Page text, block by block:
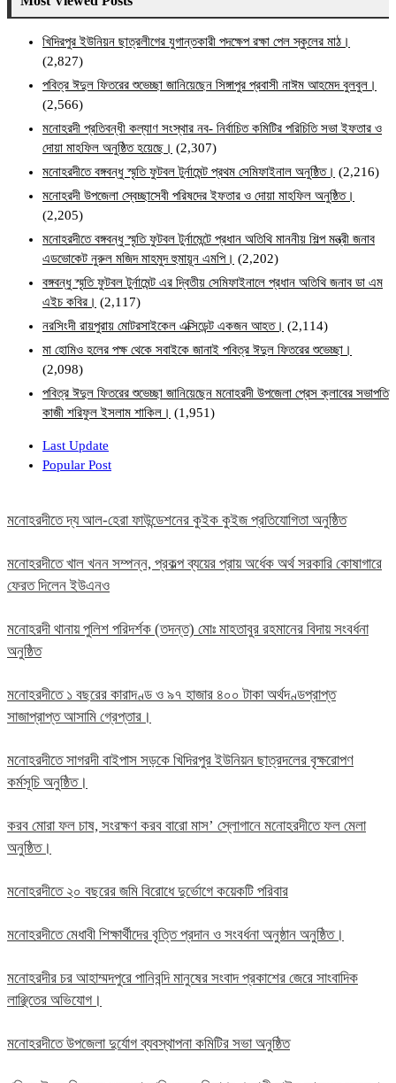
খিদিরপুর ইউনিয়ন ছাত্রলীগের যুগান্তকারী পদক্ষেপ রক্ষা পেল স্কুলের মাঠ।
(2,827)
পবিত্র ঈদুল ফিতরের শুভেচ্ছা জানিয়েছেন সিঙ্গাপুর প্রবাসী নাঈম আহমেদ বুলবুল।
(2,566)
মনোহরদী প্রতিবন্ধী কল্যাণ সংস্থার নব- নির্বাচিত কমিটির পরিচিতি সভা ইফতার ও
দোয়া মাহফিল অনুষ্ঠিত হয়েছে। (2,307)
মনোহরদীতে বঙ্গবন্ধু স্মৃতি ফুটবল টুর্নামেন্ট প্রথম সেমিফাইনাল অনুষ্ঠিত। (2,216)
মনোহরদী উপজেলা স্বেচ্ছাসেবী পরিষদের ইফতার ও দোয়া মাহফিল অনুষ্ঠিত।
(2,205)
মনোহরদীতে বঙ্গবন্ধু স্মৃতি ফুটবল টুর্নামেন্টে প্রধান অতিথি মাননীয় শিল্প মন্ত্রী জনাব
এডভোকেট নুরুল মজিদ মাহমুদ হুমায়ূন এমপি। (2,202)
বঙ্গবন্ধু স্মৃতি ফুটবল টুর্নামেন্ট এর দ্বিতীয় সেমিফাইনালে প্রধান অতিথি জনাব ডা এম
এইচ কবির। (2,117)
নরসিংদী রায়পুরায় মোটরসাইকেল এক্সিডেন্ট একজন আহত। (2,114)
মা হোমিও হলের পক্ষ থেকে সবাইকে জানাই পবিত্র ঈদুল ফিতরের শুভেচ্ছা।
(2,098)
পবিত্র ঈদুল ফিতরের শুভেচ্ছা জানিয়েছেন মনোহরদী উপজেলা প্রেস ক্লাবের সভাপতি
কাজী শরিফুল ইসলাম শাকিল। (1,951)
Last Update
Popular Post
মনোহরদীতে দ্য আল-হেরা ফাউন্ডেশনের কুইক কুইজ প্রতিযোগিতা অনুষ্ঠিত
মনোহরদীতে খাল খনন সম্পন্ন, প্রকল্প ব্যয়ের প্রায় অর্ধেক অর্থ সরকারি কোষাগারে
ফেরত দিলেন ইউএনও
মনোহরদী থানায় পুলিশ পরিদর্শক (তদন্ত) মোঃ মাহতাবুর রহমানের বিদায় সংবর্ধনা
অনুষ্ঠিত
মনোহরদীতে ১ বছরের কারাদণ্ড ও ৯৭ হাজার ৪০০ টাকা অর্থদণ্ডপ্রাপ্ত
সাজাপ্রাপ্ত আসামি গ্রেপ্তার।
মনোহরদীতে সাগরদী বাইপাস সড়কে খিদিরপুর ইউনিয়ন ছাত্রদলের বৃক্ষরোপণ
কর্মসূচি অনুষ্ঠিত।
করব মোরা ফল চাষ, সংরক্ষণ করব বারো মাস’ স্লোগানে মনোহরদীতে ফল মেলা
অনুষ্ঠিত।
মনোহরদীতে ২০ বছরের জমি বিরোধে দুর্ভোগে কয়েকটি পরিবার
মনোহরদীতে মেধাবী শিক্ষার্থীদের বৃত্তি প্রদান ও সংবর্ধনা অনুষ্ঠান অনুষ্ঠিত।
মনোহরদীর চর আহাম্মদপুরে পানিবন্দি মানুষের সংবাদ প্রকাশের জেরে সাংবাদিক
লাঞ্ছিতের অভিযোগ।
মনোহরদীতে উপজেলা দুর্যোগ ব্যবস্থাপনা কমিটির সভা অনুষ্ঠিত